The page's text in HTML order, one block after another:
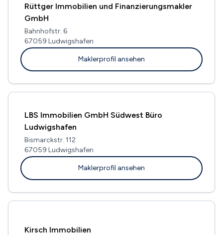
Rüttger Immobilien und Finanzierungsmakler
GmbH
Bahnhofstr. 6
67059 Ludwigshafen
Maklerprofil ansehen
LBS Immobilien GmbH Südwest Büro
Ludwigshafen
Bismarckstr. 112
67059 Ludwigshafen
Maklerprofil ansehen
Kirsch Immobilien